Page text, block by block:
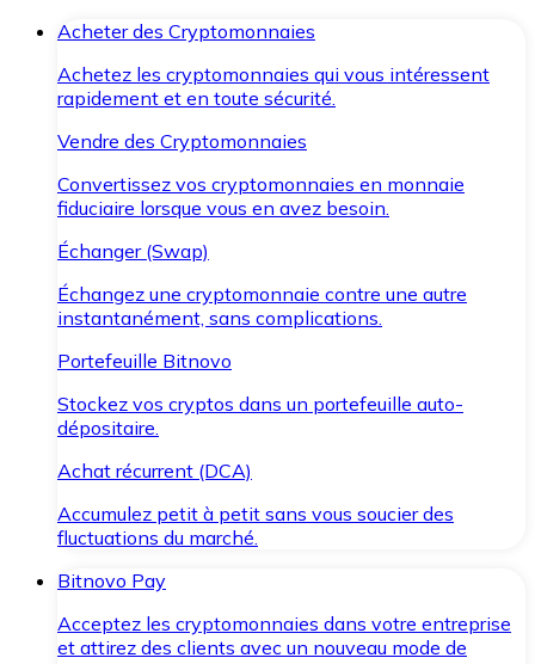
Acheter des Cryptomonnaies
Achetez les cryptomonnaies qui vous intéressent
rapidement et en toute sécurité.
Vendre des Cryptomonnaies
Convertissez vos cryptomonnaies en monnaie
fiduciaire lorsque vous en avez besoin.
Échanger (Swap)
Échangez une cryptomonnaie contre une autre
instantanément, sans complications.
Portefeuille Bitnovo
Stockez vos cryptos dans un portefeuille auto-
dépositaire.
Achat récurrent (DCA)
Accumulez petit à petit sans vous soucier des
fluctuations du marché.
Bitnovo Pay
Acceptez les cryptomonnaies dans votre entreprise
et attirez des clients avec un nouveau mode de